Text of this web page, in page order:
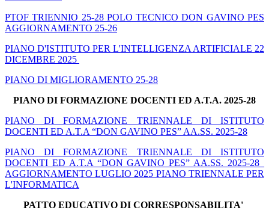
PTOF TRIENNIO 25-28 POLO TECNICO DON GAVINO PES
AGGIORNAMENTO 25-26
PIANO D'ISTITUTO PER L'INTELLIGENZA ARTIFICIALE 22
DICEMBRE 2025
PIANO DI MIGLIORAMENTO 25-28
PIANO DI FORMAZIONE DOCENTI ED A.T.A. 2025-28
PIANO DI FORMAZIONE TRIENNALE DI ISTITUTO
DOCENTI ED A.T.A “DON GAVINO PES” AA.SS. 2025-28
PIANO DI FORMAZIONE TRIENNALE DI ISTITUTO
DOCENTI ED A.T.A “DON GAVINO PES” AA.SS. 2025-28_
AGGIORNAMENTO LUGLIO 2025 PIANO TRIENNALE PER
L'INFORMATICA
PATTO EDUCATIVO DI CORRESPONSABILITA'